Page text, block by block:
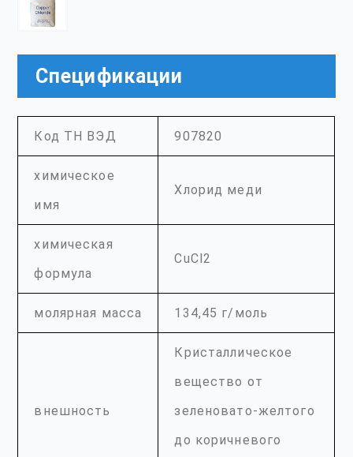
Спецификации
Код ТН ВЭД 907820
химическое
имя
Хлорид меди
химическая
формула
CuCl2
молярная масса 134,45 г/моль
внешность
Кристаллическое
вещество от
зеленовато-желтого
до коричневого